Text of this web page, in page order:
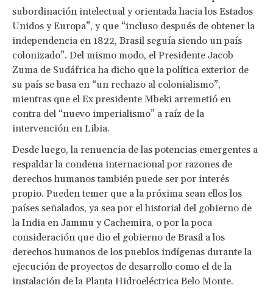
subordinación intelectual y orientada hacia los Estados
Unidos y Europa”, y que “incluso después de obtener la
independencia en 1822, Brasil seguía siendo un país
colonizado”. Del mismo modo, el Presidente Jacob
Zuma de Sudáfrica ha dicho que la política exterior de
su país se basa en “un rechazo al colonialismo”,
mientras que el Ex presidente Mbeki arremetió en
contra del “nuevo imperialismo” a raíz de la
intervención en Libia.
Desde luego, la renuencia de las potencias emergentes a
respaldar la condena internacional por razones de
derechos humanos también puede ser por interés
propio. Pueden temer que a la próxima sean ellos los
países señalados, ya sea por el historial del gobierno de
la India en Jammu y Cachemira, o por la poca
consideración que dio el gobierno de Brasil a los
derechos humanos de los pueblos indígenas durante la
ejecución de proyectos de desarrollo como el de la
instalación de la Planta Hidroeléctrica Belo Monte.